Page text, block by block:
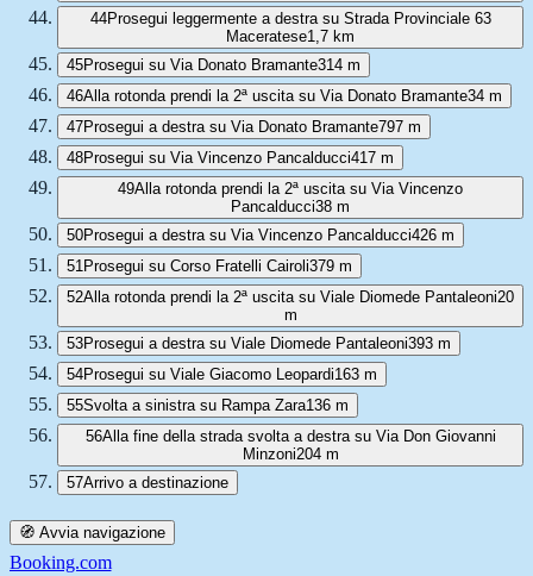
44Prosegui leggermente a destra su Strada Provinciale 63
Maceratese1,7 km
45Prosegui su Via Donato Bramante314 m
46Alla rotonda prendi la 2ª uscita su Via Donato Bramante34 m
47Prosegui a destra su Via Donato Bramante797 m
48Prosegui su Via Vincenzo Pancalducci417 m
49Alla rotonda prendi la 2ª uscita su Via Vincenzo
Pancalducci38 m
50Prosegui a destra su Via Vincenzo Pancalducci426 m
51 Prosegui su Corso Fratelli Cairoli379 m
52Alla rotonda prendi la 2ª uscita su Viale Diomede Pantaleoni20
m
53Prosegui a destra su Viale Diomede Pantaleoni393 m
54Prosegui su Viale Giacomo Leopardi163 m
55Svolta a sinistra su Rampa Zara136 m
56Alla fine della strada svolta a destra su Via Don Giovanni
Minzoni204 m
57Arrivo a destinazione
🧭 Avvia navigazione
Booking.com